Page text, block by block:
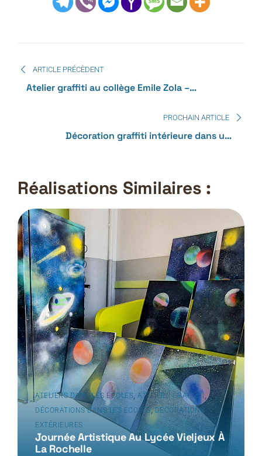
ARTICLE PRÉCÈDENT
Atelier graffiti au collège Emile Zola –
PROCHAIN ARTICLE
Décoration graffiti intérieure dans une
Réalisations Similaires :
ATELIERS DANS LES ÉCOLES,ATELIERS GRAFFITI ,
DÉCORATIONS DANS LES ÉCOLES,DÉCORATIONS
EXTÉRIEURES
Journée Artistique Au Lycée Vieljeux À
La Rochelle